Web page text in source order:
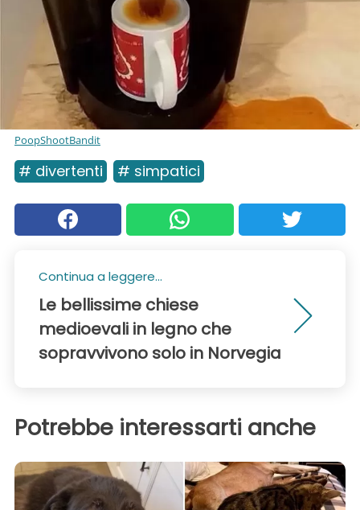
PoopShootBandit
# divertenti # simpatici
Continua a leggere...
Le bellissime chiese
medioevali in legno che
sopravvivono solo in Norvegia
Potrebbe interessarti anche